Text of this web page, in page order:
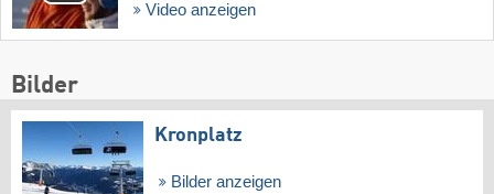
Video anzeigen
Bilder
Kronplatz
Bilder anzeigen